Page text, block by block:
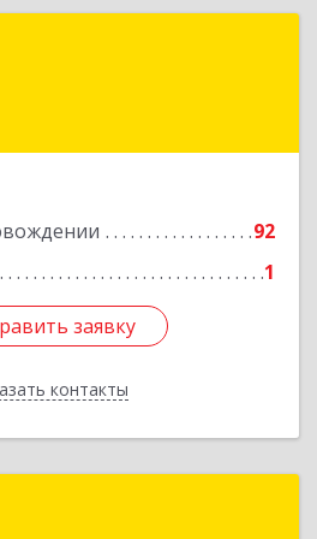
92
1
заявку
контакты
край, Белореченский р-
заявку
Назад